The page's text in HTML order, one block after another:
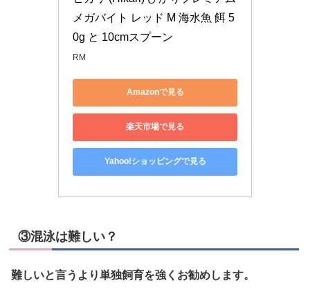
メガバイト レッド M 海水魚 餌 5
0g と 10cmスプーン
RM
Amazonで見る
楽天市場で見る
Yahoo!ショッピングで見る
③混泳は難しい？
難しいと言うより単独飼育を強くお勧めします。